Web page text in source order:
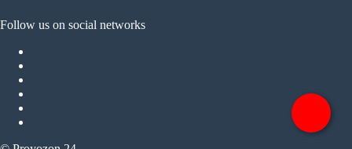
Follow us on social networks